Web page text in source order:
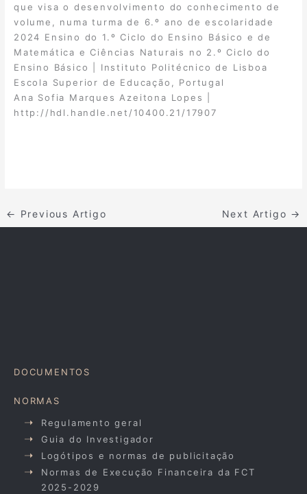
que visa o desenvolvimento do conhecimento de
volume, numa turma de 6.º ano de escolaridade
2024 Ensino do 1.º Ciclo do Ensino Básico e de
Matemática e Ciências Naturais no 2.º Ciclo do
Ensino Básico | Instituto Politécnico de Lisboa
Escola Superior de Educação, Portugal
Ana Sofia Marques Azeitona Lopes |
http://hdl.handle.net/10400.21/17907
← Previous Artigo Next Artigo →
DOCUMENTOS
NORMAS
Regulamento geral
Guia do Investigador
Logótipos e normas de publicitação
Normas de Execução Financeira da FCT
2025-2029